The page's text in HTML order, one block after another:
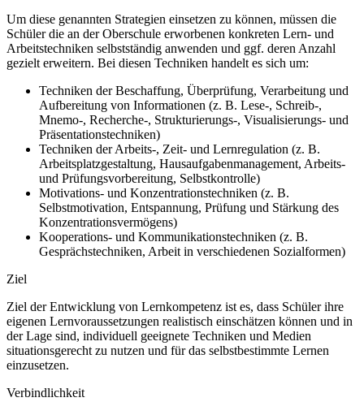
Um diese genannten Strategien einsetzen zu können, müssen die
Schüler die an der Oberschule erworbenen konkreten Lern- und
Arbeitstechniken selbstständig anwenden und ggf. deren Anzahl
gezielt erweitern. Bei diesen Techniken handelt es sich um:
Techniken der Beschaffung, Überprüfung, Verarbeitung und
Aufbereitung von Informationen (z. B. Lese-, Schreib-,
Mnemo-, Recherche-, Strukturierungs-, Visualisierungs- und
Präsentationstechniken)
Techniken der Arbeits-, Zeit- und Lernregulation (z. B.
Arbeitsplatzgestaltung, Hausaufgabenmanagement, Arbeits-
und Prüfungsvorbereitung, Selbstkontrolle)
Motivations- und Konzentrationstechniken (z. B.
Selbstmotivation, Entspannung, Prüfung und Stärkung des
Konzentrationsvermögens)
Kooperations- und Kommunikationstechniken (z. B.
Gesprächstechniken, Arbeit in verschiedenen Sozialformen)
Ziel
Ziel der Entwicklung von Lernkompetenz ist es, dass Schüler ihre
eigenen Lernvoraussetzungen realistisch einschätzen können und in
der Lage sind, individuell geeignete Techniken und Medien
situationsgerecht zu nutzen und für das selbstbestimmte Lernen
einzusetzen.
Verbindlichkeit